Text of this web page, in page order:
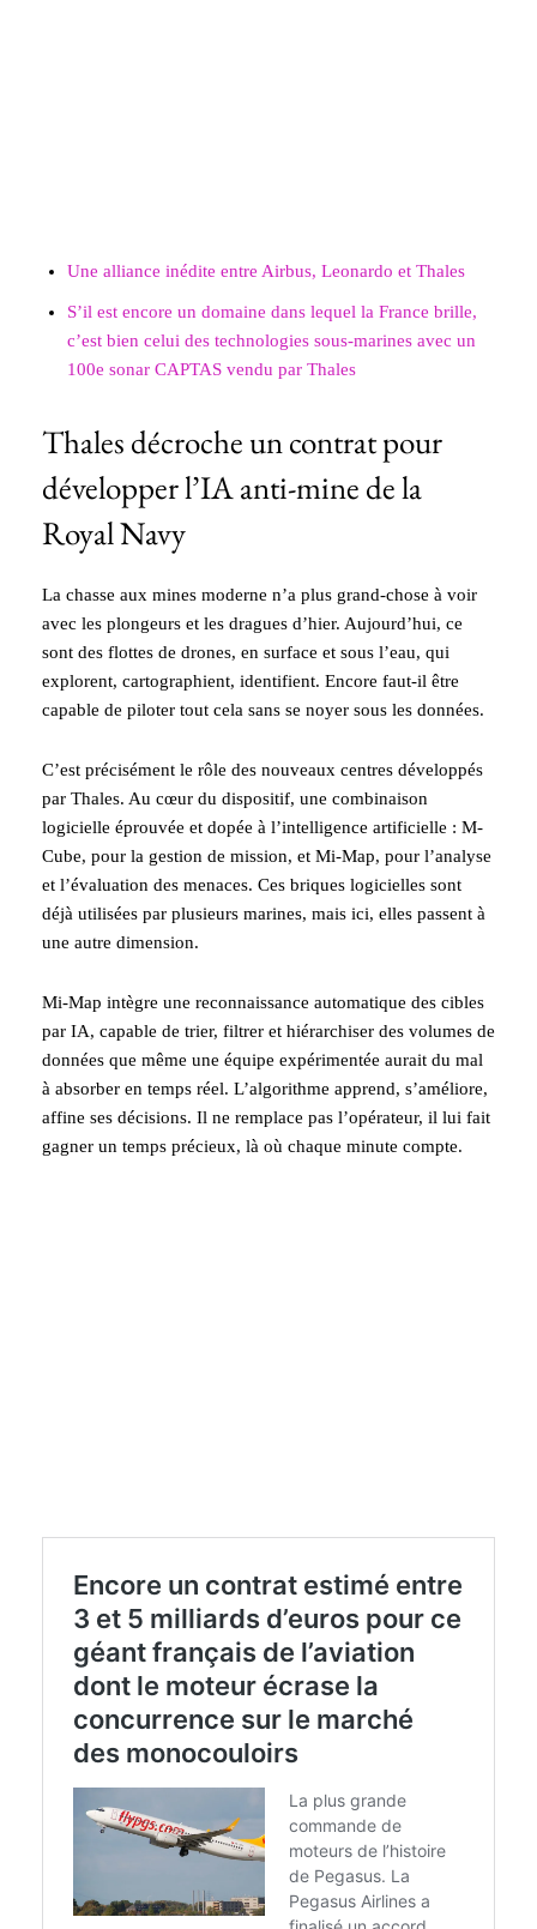
Une alliance inédite entre Airbus, Leonardo et Thales
S’il est encore un domaine dans lequel la France brille,
c’est bien celui des technologies sous-marines avec un
100e sonar CAPTAS vendu par Thales
Thales décroche un contrat pour
développer l’IA anti-mine de la
Royal Navy
La chasse aux mines moderne n’a plus grand-chose à voir
avec les plongeurs et les dragues d’hier. Aujourd’hui, ce
sont des flottes de drones, en surface et sous l’eau, qui
explorent, cartographient, identifient. Encore faut-il être
capable de piloter tout cela sans se noyer sous les données.
C’est précisément le rôle des nouveaux centres développés
par Thales. Au cœur du dispositif, une combinaison
logicielle éprouvée et dopée à l’intelligence artificielle : M-
Cube, pour la gestion de mission, et Mi-Map, pour l’analyse
et l’évaluation des menaces. Ces briques logicielles sont
déjà utilisées par plusieurs marines, mais ici, elles passent à
une autre dimension.
Mi-Map intègre une reconnaissance automatique des cibles
par IA, capable de trier, filtrer et hiérarchiser des volumes de
données que même une équipe expérimentée aurait du mal
à absorber en temps réel. L’algorithme apprend, s’améliore,
affine ses décisions. Il ne remplace pas l’opérateur, il lui fait
gagner un temps précieux, là où chaque minute compte.